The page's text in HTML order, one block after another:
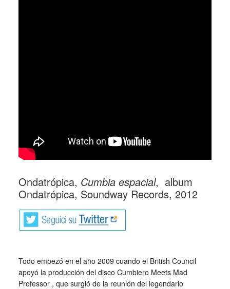
Ondatrópica, Cumbia espacial, album
Ondatrópica, Soundway Records, 2012
Todo empezó en el año 2009 cuando el British Council
apoyó la producción del disco Cumbiero Meets Mad
Professor , que surgió de la reunión del legendario